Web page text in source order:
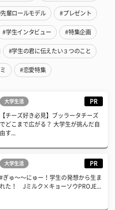
輩ロールモデル #プレゼント
#学生インタビュー #特集企画
#学生の君に伝えたい３つのこと
#恋愛特集
大学生活 PR
【チーズ好き必見】ブッラータチーズ
でどこまで広がる？ 大学生が挑んだ自
由す...
大学生活 PR
#ぎゅ〜〜にゅー！学生の発想から生ま
れた！ Jミルク×キョーソウPROJE...